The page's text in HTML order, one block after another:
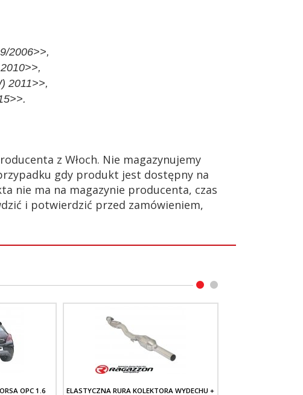
2006>>,
2011>>,
z Włoch. Nie magazynujemy
gdy produkt jest dostępny na
nie ma na magazynie producenta, czas
i potwierdzić przed zamówieniem,
OPC 1.6 ELASTYCZNA RURA KOLEKTORA WYDECHU +